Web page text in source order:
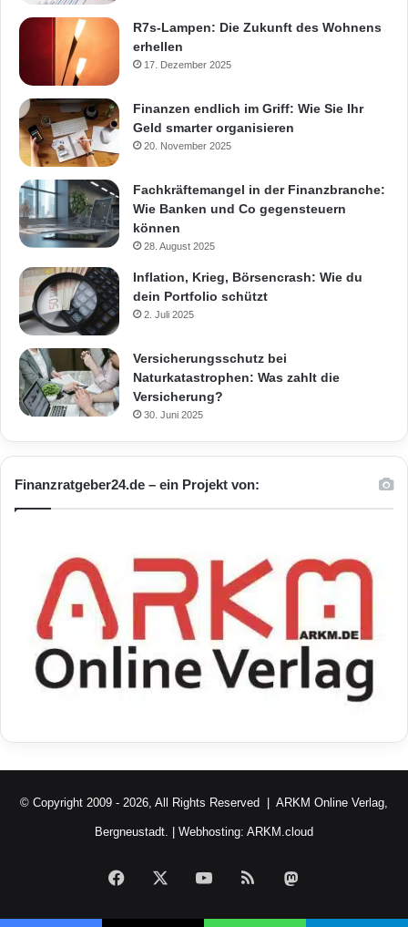
R7s-Lampen: Die Zukunft des Wohnens
erhellen
17. Dezember 2025
Finanzen endlich im Griff: Wie Sie Ihr
Geld smarter organisieren
20. November 2025
Fachkräftemangel in der Finanzbranche:
Wie Banken und Co gegensteuern
können
28. August 2025
Inflation, Krieg, Börsencrash: Wie du
dein Portfolio schützt
2. Juli 2025
Versicherungsschutz bei
Naturkatastrophen: Was zahlt die
Versicherung?
30. Juni 2025
Finanzratgeber24.de – ein Projekt von:
© Copyright 2009 - 2026, All Rights Reserved | ARKM Online Verlag,
Bergneustadt. | Webhosting: ARKM.cloud
Facebook YouTubeRSS